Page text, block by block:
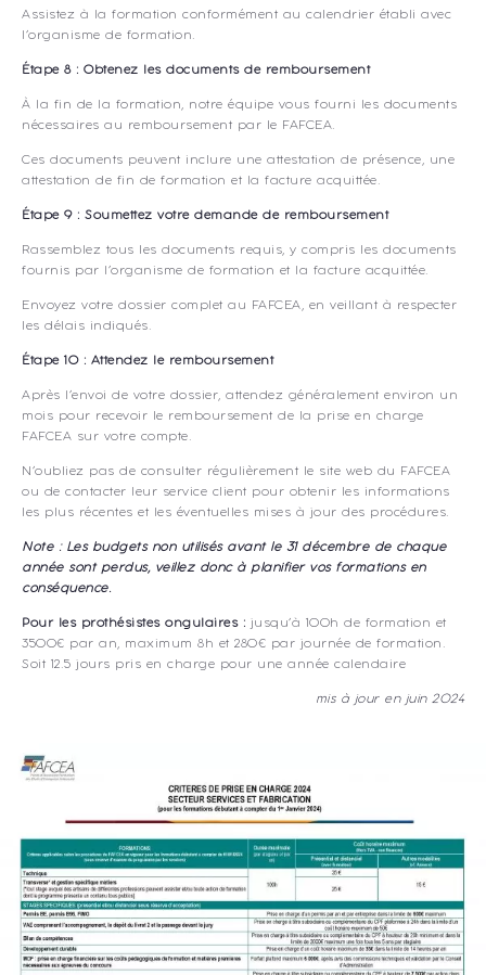
Assistez à la formation conformément au calendrier établi avec
l’organisme de formation.
Étape 8 : Obtenez les documents de remboursement
À la fin de la formation, notre équipe vous fourni les documents
nécessaires au remboursement par le FAFCEA.
Ces documents peuvent inclure une attestation de présence, une
attestation de fin de formation et la facture acquittée.
Étape 9 : Soumettez votre demande de remboursement
Rassemblez tous les documents requis, y compris les documents
fournis par l’organisme de formation et la facture acquittée.
Envoyez votre dossier complet au FAFCEA, en veillant à respecter
les délais indiqués.
Étape 10 : Attendez le remboursement
Après l’envoi de votre dossier, attendez généralement environ un
mois pour recevoir le remboursement de la prise en charge
FAFCEA sur votre compte.
N’oubliez pas de consulter régulièrement le site web du FAFCEA
ou de contacter leur service client pour obtenir les informations
les plus récentes et les éventuelles mises à jour des procédures.
Note : Les budgets non utilisés avant le 31 décembre de chaque
année sont perdus, veillez donc à planifier vos formations en
conséquence.
Pour les prothésistes ongulaires : jusqu’à 100h de formation et
3500€ par an, maximum 8h et 280€ par journée de formation.
Soit 12.5 jours pris en charge pour une année calendaire
mis à jour en juin 2024